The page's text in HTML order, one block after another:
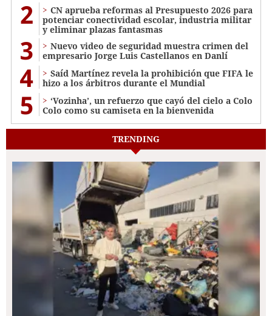
2
CN aprueba reformas al Presupuesto 2026 para
potenciar conectividad escolar, industria militar
y eliminar plazas fantasmas
3
Nuevo video de seguridad muestra crimen del
empresario Jorge Luis Castellanos en Danlí
4
Saíd Martínez revela la prohibición que FIFA le
hizo a los árbitros durante el Mundial
5
‘Vozinha’, un refuerzo que cayó del cielo a Colo
Colo como su camiseta en la bienvenida
TRENDING